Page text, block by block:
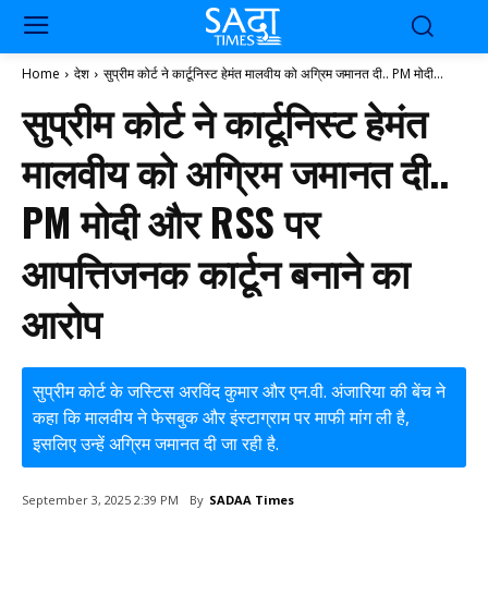
Home देश सुप्रीम कोर्ट ने कार्टूनिस्ट हेमंत मालवीय को अग्रिम जमानत दी.. PM मोदी...
सुप्रीम कोर्ट ने कार्टूनिस्ट हेमंत
मालवीय को अग्रिम जमानत दी..
PM मोदी और RSS पर
आपत्तिजनक कार्टून बनाने का
आरोप
सुप्रीम कोर्ट के जस्टिस अरविंद कुमार और एन.वी. अंजारिया की बेंच ने
कहा कि मालवीय ने फेसबुक और इंस्टाग्राम पर माफी मांग ली है,
इसलिए उन्हें अग्रिम जमानत दी जा रही है.
September 3, 2025 2:39 PM By SADAA Times